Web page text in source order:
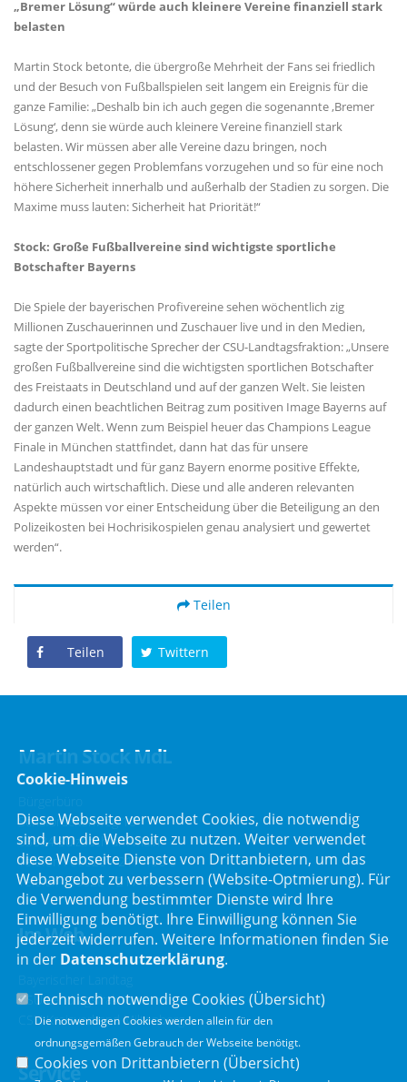
Bremer Lösung“ würde auch kleinere Vereine finanziell stark
belasten
Martin Stock betonte, die übergroße Mehrheit der Fans sei friedlich
und der Besuch von Fußballspielen seit langem ein Ereignis für die
ganze Familie: „Deshalb bin ich auch gegen die sogenannte ‚Bremer
Lösung‘, denn sie würde auch kleinere Vereine finanziell stark
belasten. Wir müssen aber alle Vereine dazu bringen, noch
entschlossener gegen Problemfans vorzugehen und so für eine noch
höhere Sicherheit innerhalb und außerhalb der Stadien zu sorgen. Die
Maxime muss lauten: Sicherheit hat Priorität!“
Stock: Große Fußballvereine sind wichtigste sportliche
Botschafter Bayerns
Die Spiele der bayerischen Profivereine sehen wöchentlich zig
Millionen Zuschauerinnen und Zuschauer live und in den Medien,
sagte der Sportpolitische Sprecher der CSU-Landtagsfraktion: „Unsere
großen Fußballvereine sind die wichtigsten sportlichen Botschafter
des Freistaats in Deutschland und auf der ganzen Welt. Sie leisten
dadurch einen beachtlichen Beitrag zum positiven Image Bayerns auf
der ganzen Welt. Wenn zum Beispiel heuer das Champions League
Finale in München stattfindet, dann hat das für unsere
Landeshauptstadt und für ganz Bayern enorme positive Effekte,
natürlich auch wirtschaftlich. Diese und alle anderen relevanten
Aspekte müssen vor einer Entscheidung über die Beteiligung an den
Polizeikosten bei Hochrisikospielen genau analysiert und gewertet
werden“.
Teilen
Teilen Twittern
Martin Stock MdL
Bürgerbüro
Schafbrückenweg 10
63834 Sulzbach am Main
Telefon :06028 / 217 496 0
Telefax : 06028 / 217 496 9
Im Web
CSU Landtagsfraktion
CSU Kreisverband Miltenberg
Service
Cookie-Hinweis
Diese Webseite verwendet Cookies, die notwendig
sind, um die Webseite zu nutzen. Weiter verwendet
diese Webseite Dienste von Drittanbietern, um das
Webangebot zu verbessern (Website-Optmierung). Für
die Verwendung bestimmter Dienste wird Ihre
Einwilligung benötigt. Ihre Einwilligung können Sie
jederzeit widerrufen. Weitere Informationen finden Sie
in der Datenschutzerklärung.
Technisch notwendige Cookies (Übersicht)
Die notwendigen Cookies werden allein für den
ordnungsgemäßen Gebrauch der Webseite benötigt.
Cookies von Drittanbietern (Übersicht)